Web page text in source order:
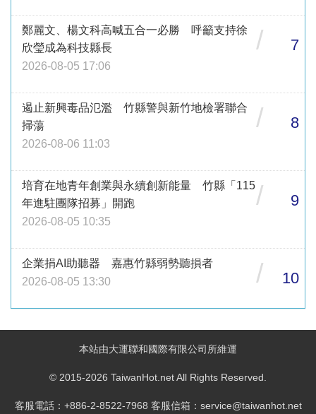
鄭麗文、楊文科高喊五合一必勝 呼籲支持徐
欣瑩成為科技縣長
2026-08-05 17:06
/ 7
遏止新興毒品氾濫 竹縣警與新竹地檢署聯合
掃蕩
2026-08-06 11:03
/ 8
培育在地青年創業與永續創新能量 竹縣「115
年進駐團隊招募」開跑
2026-08-05 10:35
/ 9
企業捐AI助聽器 嘉惠竹縣弱勢聽損者
2026-08-05 13:30
/ 10
本站由大運聯和國際有限公司所維運
© 2015-2026 TaiwanHot.net All Rights Reserved.
客服電話：+886-2-8522-7968 客服信箱：service@taiwanhot.net